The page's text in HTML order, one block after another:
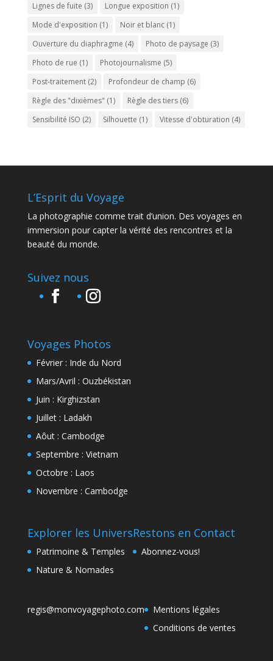
Lignes de fuite (3) Longue exposition (1)
Mode d'exposition (1) Noir et blanc(1)
Ouverture du diaphragme (4) Photo de paysage (3)
Photo de rue (1) Photojournalisme (5)
Post-traitement(2) Profondeur de champ (6)
Règle des "dixièmes" (1) Règle des tiers(6)
Sensibilité ISO (2) Silhouette (1) Vitesse d'obturation (4)
L’Esprit du Voyage
La photographie comme trait d’union. Des voyages en
immersion pour capter la vérité des rencontres et la
beauté du monde.
Suivez nous
Voyages Photos
Février : Inde du Nord
Mars/Avril : Ouzbékistan
Juin : Kirghizstan
Juillet : Ladakh
Aôut : Cambodge
Septembre : Vietnam
Octobre : Laos
Novembre : Cambodge
Explorer les Univers
Patrimoine & Temples
Nature & Nomades
Restons en Contact
Abonnez-vous!
regis@monvoyagephoto.com
Mentions légales
Conditions de ventes